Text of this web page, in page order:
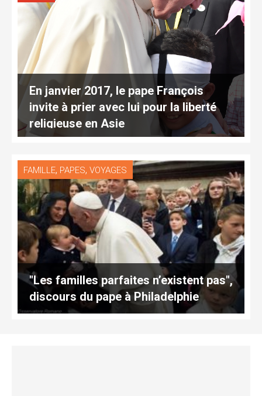
En janvier 2017, le pape François
invite à prier avec lui pour la liberté
religieuse en Asie
FAMILLE, PAPES, VOYAGES
"Les familles parfaites n’existent pas",
discours du pape à Philadelphie